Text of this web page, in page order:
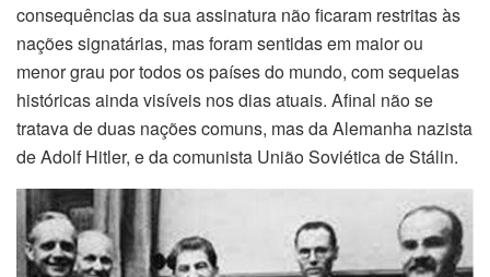
consequências da sua assinatura não ficaram restritas às
nações signatárias, mas foram sentidas em maior ou
menor grau por todos os países do mundo, com sequelas
históricas ainda visíveis nos dias atuais. Afinal não se
tratava de duas nações comuns, mas da Alemanha nazista
de Adolf Hitler, e da comunista União Soviética de Stálin.